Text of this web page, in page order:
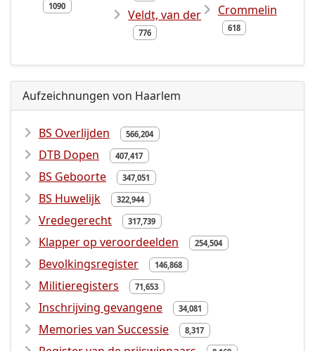
1090
Veldt, van der
776
Crommelin
618
Aufzeichnungen von Haarlem
BS Overlijden 566,204
DTB Dopen 407,417
BS Geboorte 347,051
BS Huwelijk 322,944
Vredegerecht 317,739
Klapper op veroordeelden 254,504
Bevolkingsregister 146,868
Militieregisters 71,653
Inschrijving gevangene 34,081
Memories van Successie 8,317